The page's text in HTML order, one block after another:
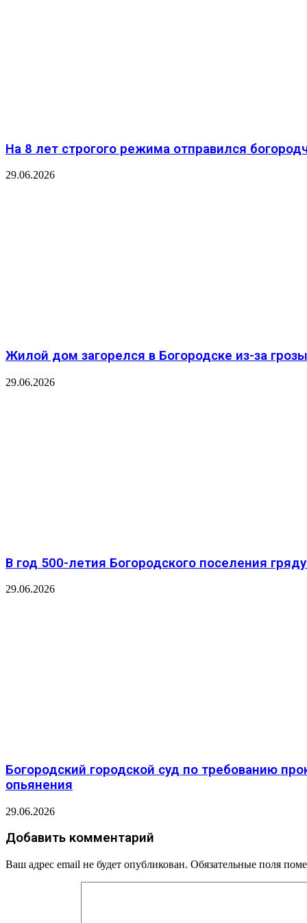
На 8 лет строгого режима отправился
29.06.2026
Жилой дом загорелся в Богородске из-за грозы
29.06.2026
В год 500-летия Богородского поселения
29.06.2026
️Богородский городской суд по требованию
опьянения
29.06.2026
Добавить комментарий
Ваш адрес email не будет опубликован. Обязательные поля